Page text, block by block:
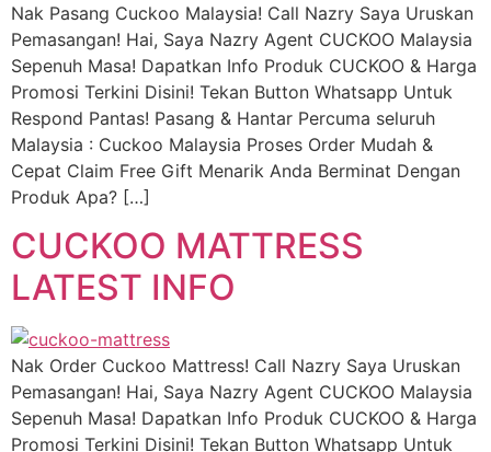
Nak Pasang Cuckoo Malaysia! Call Nazry Saya Uruskan
Pemasangan! Hai, Saya Nazry Agent CUCKOO Malaysia
Sepenuh Masa! Dapatkan Info Produk CUCKOO & Harga
Promosi Terkini Disini! Tekan Button Whatsapp Untuk
Respond Pantas! Pasang & Hantar Percuma seluruh
Malaysia : Cuckoo Malaysia Proses Order Mudah &
Cepat Claim Free Gift Menarik Anda Berminat Dengan
Produk Apa? […]
CUCKOO MATTRESS
LATEST INFO
Nak Order Cuckoo Mattress! Call Nazry Saya Uruskan
Pemasangan! Hai, Saya Nazry Agent CUCKOO Malaysia
Sepenuh Masa! Dapatkan Info Produk CUCKOO & Harga
Promosi Terkini Disini! Tekan Button Whatsapp Untuk